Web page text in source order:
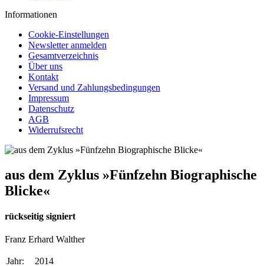
Informationen
Cookie-Einstellungen
Newsletter anmelden
Gesamtverzeichnis
Über uns
Kontakt
Versand und Zahlungsbedingungen
Impressum
Datenschutz
AGB
Widerrufsrecht
aus dem Zyklus »Fünfzehn Biographische
Blicke«
rückseitig signiert
Franz Erhard Walther
Jahr:
2014